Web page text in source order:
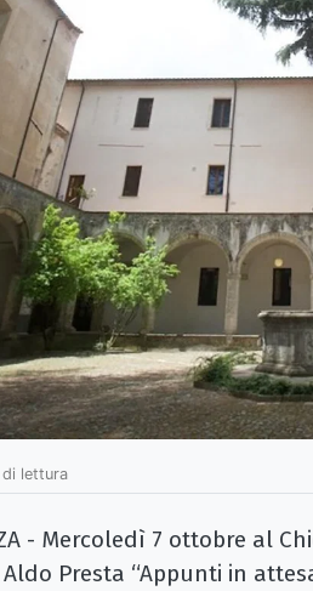
di lettura
- Mercoledì 7 ottobre al
Presta “Appunti in